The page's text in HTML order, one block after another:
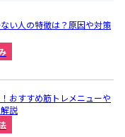
い人の特徴は？原因や対策
おすすめ筋トレメニューや
説